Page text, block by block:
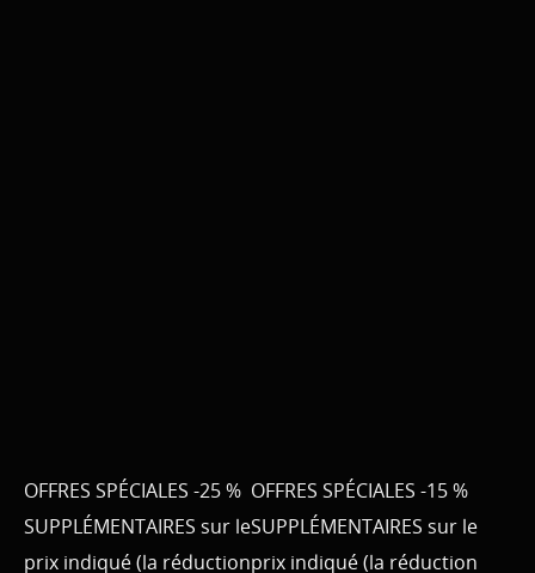
OFFRES SPÉCIALES -25 %
SUPPLÉMENTAIRES sur le
prix indiqué (la réduction
OFFRES SPÉCIALES -15 %
SUPPLÉMENTAIRES sur le
prix indiqué (la réduction